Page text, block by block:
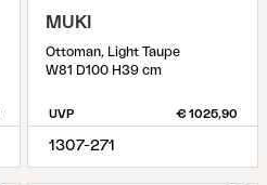
MUKI
Ottoman, Light Taupe
W81 D100 H39 cm
UVP € 1025,90
1307-271